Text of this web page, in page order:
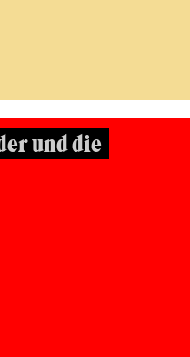
und die